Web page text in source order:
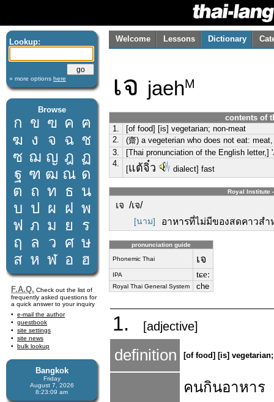
Lookup:
» more options here
Browse
ก ข ฃ ค ฅ
ฆ ง จ ฉ ช
ซ ฌ ญ ฎ ฏ
ฐ ฑ ฒ ณ ด
ต ถ ท ธ น
บ ป ผ ฝ พ
ฟ ภ ม ย
ร
ฤ
ล ว ศ ษ
ส ห ฬ อ ฮ
F.A.Q. Check out the list of
frequently asked questions for
a quick answer to your inquiry
e-mail the author
guestbook
site settings
site news
bulk lookup
Bangkok
Friday
August 7, 2026
8:23:09 am
Welcome Lessons Dictionary
เจ jaehM
contents of
1.
[of food] [is] vegetarian; non-meat
2.
(齋) a vegeterian who does not eat:
3.
[Thai pronunciation of the English letter,]
4.
[แต้จิ๋ว dialect] fast
Royal Institute
เจ /เจ/
[นาม] อาหารที่ไม่มีของสดคาวส
pronunciation guide
Phonemic Thai เจ
IPA tɕeː
Royal Thai General System che
1. [adjective]
definition [of food] [is]
คนกินอาหาร